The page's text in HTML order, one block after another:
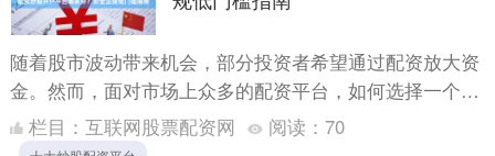
随着股市波动带来机会，部分投资者希望通过配资放大资
金。然而，面对市场上众多的配资平台，如何选择一个**
安全、正规且门槛较低**的平台，成为投资者首要关心的
问题。....
栏目： 互联网股票配资网 阅读： 70